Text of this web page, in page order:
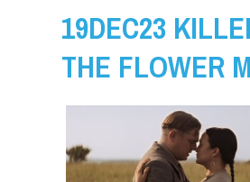
19DEC23
THE FLOWER